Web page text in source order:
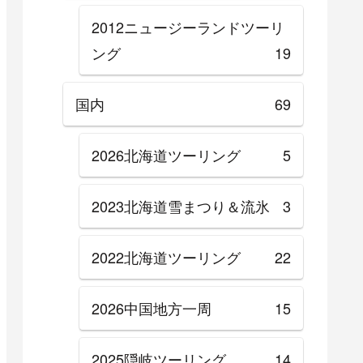
2012ニュージーランドツーリ
ング
19
国内 69
2026北海道ツーリング 5
2023北海道雪まつり＆流氷 3
2022北海道ツーリング 22
2026中国地方一周 15